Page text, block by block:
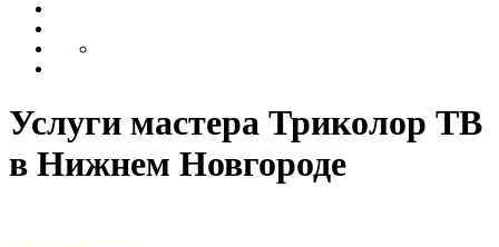
Услуги мастера Триколор ТВ
в Нижнем Новгороде